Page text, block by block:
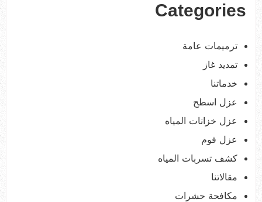
Categories
ترميمات عامة
تمديد غاز
خدماتنا
عزل اسطح
عزل خزانات المياه
عزل فوم
كشف تسربات المياه
مقالاتنا
مكافحة حشرات